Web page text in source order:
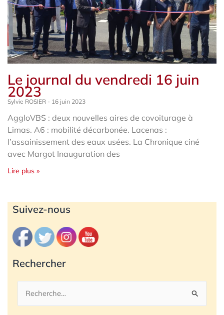
Le journal du vendredi 16 juin
2023
Sylvie ROSIER 16 juin 2023
AggloVBS : deux nouvelles aires de covoiturage à
Limas. A6 : mobilité décarbonée. Lacenas :
l’assainissement des eaux usées. La Chronique ciné
avec Margot Inauguration des
Lire plus »
Suivez-nous
Rechercher
Rechercher :
Archives